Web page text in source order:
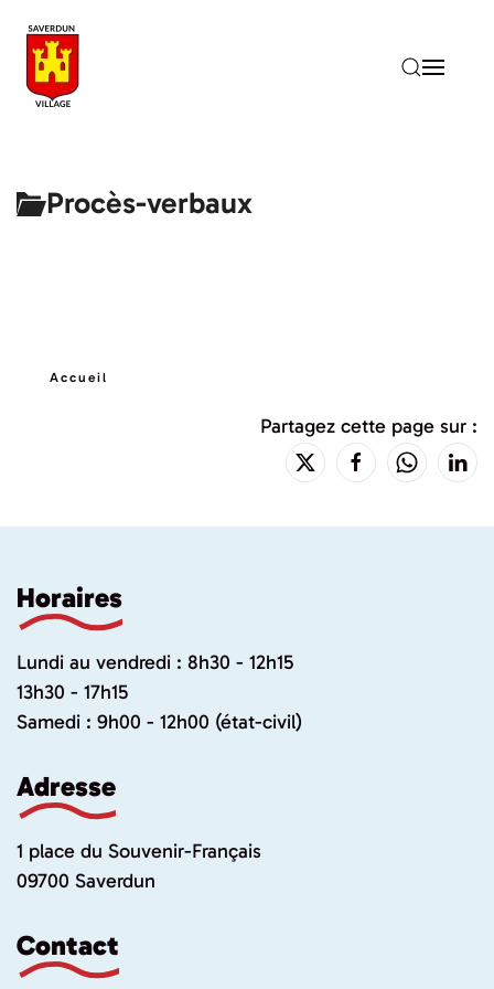
Accéder au contenu principal
Procès-verbaux
Accueil
Partagez cette page sur :
Horaires
Lundi au vendredi : 8h30 - 12h15
13h30 - 17h15
Samedi : 9h00 - 12h00 (état-civil)
Adresse
1 place du Souvenir-Français
09700 Saverdun
Contact